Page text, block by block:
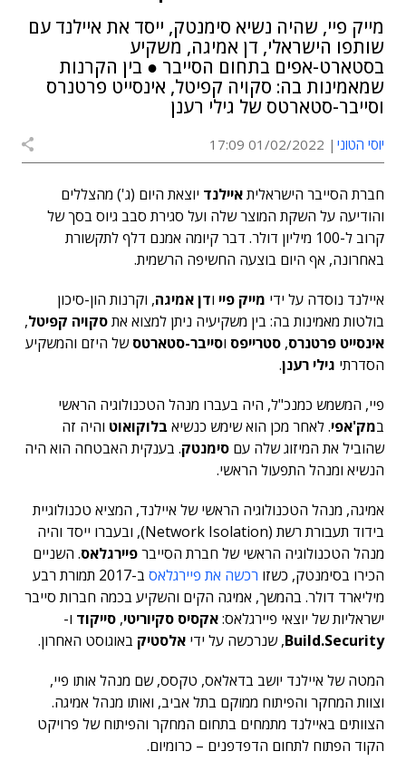
מייק פיי, שהיה נשיא סימנטק, ייסד את איילנד עם
שותפו הישראלי, דן אמיגה, משקיע
בסטארט-אפים בתחום הסייבר ● בין הקרנות
שמאמינות בה: סקויה קפיטל, אינסייט פרטנרס
וסייבר-סטארטס של גילי רענן
יוסי הטוני 01/02/2022 17:09
חברת הסייבר הישראליתאיילנד יוצאת היום (ג') מהצללים
והודיעה על השקת המוצר שלה ועל סגירת סבב גיוס בסך של
קרוב ל-100 מיליון דולר. דבר קיומה אמנם דלף לתקשורת
באחרונה, אף היום בוצעה החשיפה הרשמית.
איילנד נוסדה על ידי מייק פיי ודן אמיגה, וקרנות הון-סיכון
בולטות מאמינות בה: בין משקיעיה ניתן למצוא אתסקויה קפיטל,
אינסייט פרטנרס, סטרייפס וסייבר-סטארטסשל היזם והמשקיע
הסדרתי גילי רענן.
פיי, המשמש כמנכ"ל, היה בעברו מנהל הטכנולוגיה הראשי
במק'אפי. לאחר מכן הוא שימש כנשיא בלוקואוט והיה זה
שהוביל את המיזוג שלה עם סימנטק. בענקית האבטחה הוא היה
הנשיא ומנהל התפעול הראשי.
אמיגה, מנהל הטכנולוגיה הראשי של איילנד, המציא טכנולוגיית
בידוד תעבורת רשת (Network Isolation), ובעברו ייסד והיה
מנהל הטכנולוגיה הראשי של חברת הסייברפיירגלאס. השניים
הכירו בסימנטק, כשזו רכשה את פיירגלאס
ב-2017 תמורת רבע
מיליארד דולר. בהמשך, אמיגה הקים והשקיע בכמה חברות סייבר
ישראליות של יוצאי פיירגלאס:אקסיס סקיוריטי, סייקוד ו-
Build.Security, שנרכשה על ידי אלסטיק באוגוסט האחרון.
המטה של איילנד יושב בדאלאס, טקסס, שם מנהל אותו פיי,
וצוות המחקר והפיתוח ממוקם בתל אביב, ואותו מנהל אמיגה.
הצוותים באיילנד מתמחים בתחום המחקר והפיתוח של פרויקט
הקוד הפתוח לתחום הדפדפנים – כרומיום.